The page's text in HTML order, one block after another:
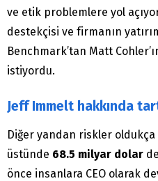
ve etik problemlere yol
destekçisi ve firmanın
Benchmark’tan Matt
istiyordu.
Jeff Immelt hakkında
Diğer yandan riskler oldukça
üstünde 68.5 milyar dolar
önce insanlara CEO olarak